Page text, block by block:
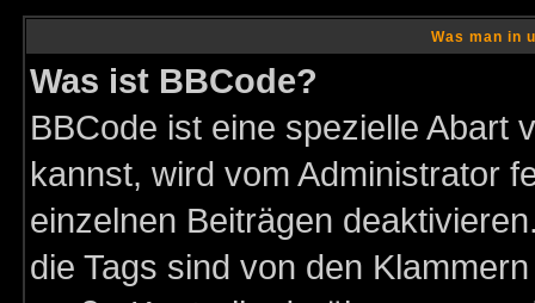
Was man in
Was ist BBCode?
BBCode ist eine spezielle Abart
kannst, wird vom Administrator
einzelnen Beiträgen
die Tags sind von den